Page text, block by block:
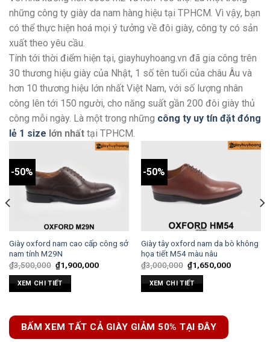
những công ty giày da nam hàng hiệu tại TPHCM. Vì vậy, bạn
có thể thực hiện hoá mọi ý tưởng về đôi giày, công ty có sản
xuất theo yêu cầu.
Tính tới thời điểm hiện tại, giayhuyhoang.vn đã gia công trên
30 thương hiệu giày của Nhật, 1 số tên tuổi của châu Âu và
hơn 10 thương hiệu lớn nhất Việt Nam, với số lượng nhân
công lên tới 150 người, cho năng suất gần 200 đôi giày thủ
công mỗi ngày. Là một trong những công ty uy tín đặt đóng
lẻ 1 size lớn nhất tại TPHCM.
-50%
Giày oxford nam cao cấp công sở
nam tính M29N
₫3,500,000 ₫1,900,000
XEM CHI TIẾT
-50%
Giày tây oxford nam da bò không
họa tiết M54 màu nâu
₫3,000,000 ₫1,650,000
XEM CHI TIẾT
BẤM XEM TẤT CẢ GIÀY GIẢM 50% TẠI ĐÂY